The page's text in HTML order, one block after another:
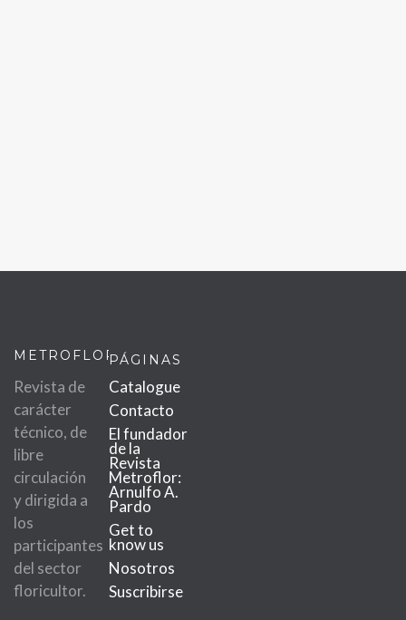
METROFLOR
Revista de
carácter
técnico, de
libre
circulación
y dirigida a
los
participantes
del sector
floricultor.
PÁGINAS
Catalogue
Contacto
El fundador
de la
Revista
Metroflor:
Arnulfo A.
Pardo
Get to
know us
Nosotros
Suscribirse